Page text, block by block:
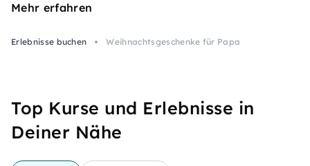
Mehr erfahren
Erlebnisse buchen Weihnachtsgeschenke für Papa
Top Kurse und Erlebnisse in
Deiner Nähe